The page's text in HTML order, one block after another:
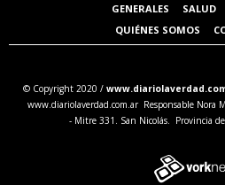
GENERALES
SALUD
QUIÉNES SOMOS
© Copyright 2020 /
www.diariolaverdad.com.ar Responsable Nora
- Mitre 331. San Nicolás. Provincia